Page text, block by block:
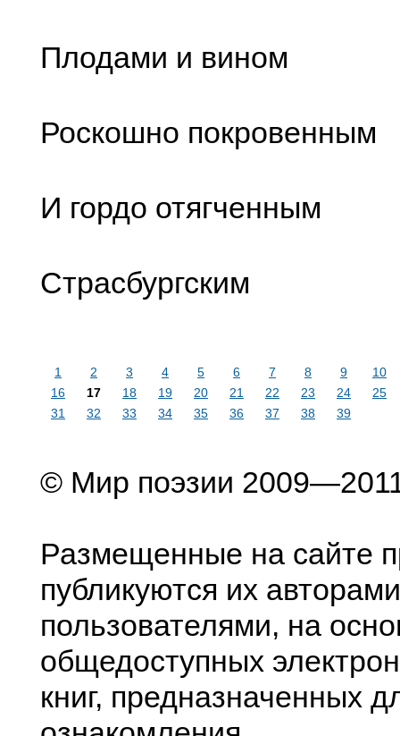
Плодами и вином
Роскошно покровенным
И гордо отягченным
Страсбургским
1 2 3 4 5 6 7 8 9
10
16
17 18 19 20 21 22 23 24
25
31
32 33 34 35 36 37 38 39
© Мир поэзии
Размещенные на сайте
публикуются их
пользователями, на
общедоступных
книг, предназначенных